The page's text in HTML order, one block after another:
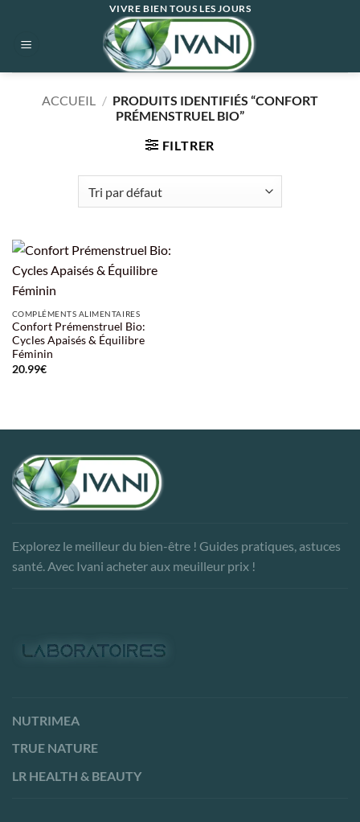
contenu
VIVRE BIEN TOUS LES JOURS
ACCUEIL / PRODUITS IDENTIFIÉS “CONFORT
PRÉMENSTRUEL BIO”
FILTRER
COMPLÉMENTS ALIMENTAIRES
Confort Prémenstruel Bio:
Cycles Apaisés & Équilibre
Féminin
20.99€
Explorez le meilleur du bien-être ! Guides pratiques, astuces
santé. Avec Ivani acheter aux meuilleur prix !
NUTRIMEA
TRUE NATURE
LR HEALTH & BEAUTY